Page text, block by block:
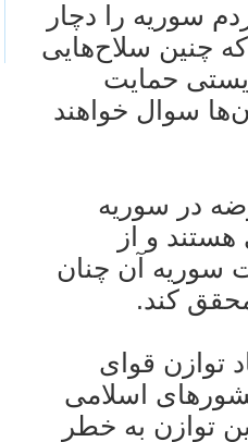
سوريه را دچار
چنين سلاح‌هايی
حمايت
سوال خواهند
در سوريه
و از
سوريه آن چنان
کند.
توازن قوای
اسلامی
توازن به خطر